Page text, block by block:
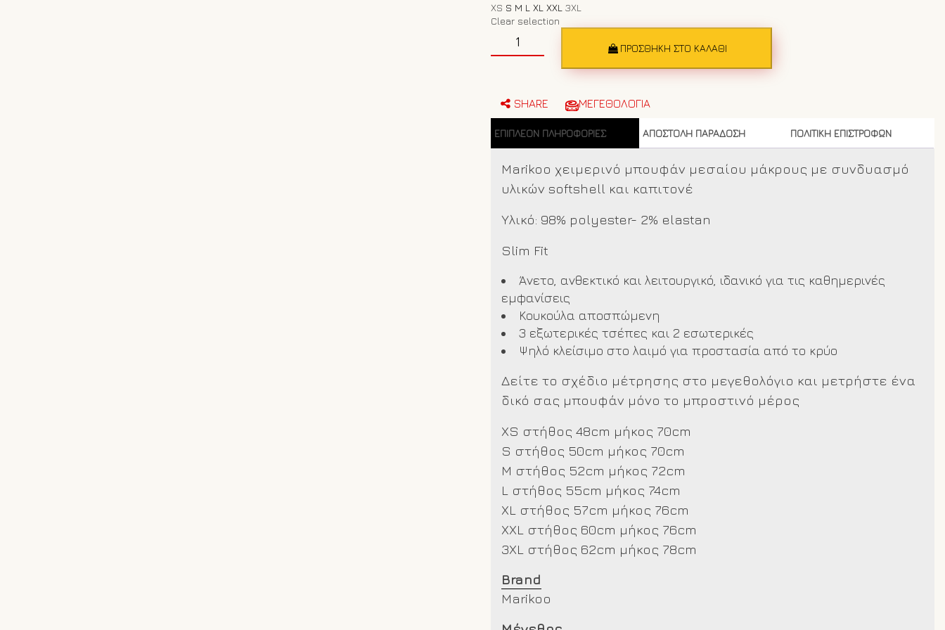
XS S M L XL XXL3XL
Clear selection
μπουφάν
Marikoo
Grey
ΠΡΟΣΘΉΚΗ ΣΤΟ ΚΑΛΆΘΙ
SHARE ΜΕΓΕΘΟΛΟΓΙΑ
ΕΠΙΠΛΈΟΝ ΠΛΗΡΟΦΟΡΊΕΣ ΑΠΟΣΤΟΛΗ ΠΑΡΑΔΟΣΗ ΠΟΛΙΤΙΚΗ ΕΠΙΣΤΡΟΦΩΝ
Marikoo χειμερινό μπουφάν μεσαίου μάκρους με συνδυασμό
υλικών softshell και καπιτονέ
Υλικό: 98% polyester- 2% elastan
Slim Fit
Άνετο, ανθεκτικό και λειτουργικό, ιδανικό για τις καθημερινές
εμφανίσεις
Κουκούλα αποσπώμενη
3 εξωτερικές τσέπες και 2 εσωτερικές
Ψηλό κλείσιμο στο λαιμό για προστασία από το κρύο
Δείτε το σχέδιο μέτρησης στο μεγεθολόγιο και μετρήστε ένα
δικό σας μπουφάν μόνο το μπροστινό μέρος
XS στήθος 48cm μήκος 70cm
S στήθος 50cm μήκος 70cm
M στήθος 52cm μήκος 72cm
L στήθος 55cm μήκος 74cm
XL στήθος 57cm μήκος 76cm
XXL στήθος 60cm μήκος 76cm
3XL στήθος 62cm μήκος 78cm
Brand
Marikoo